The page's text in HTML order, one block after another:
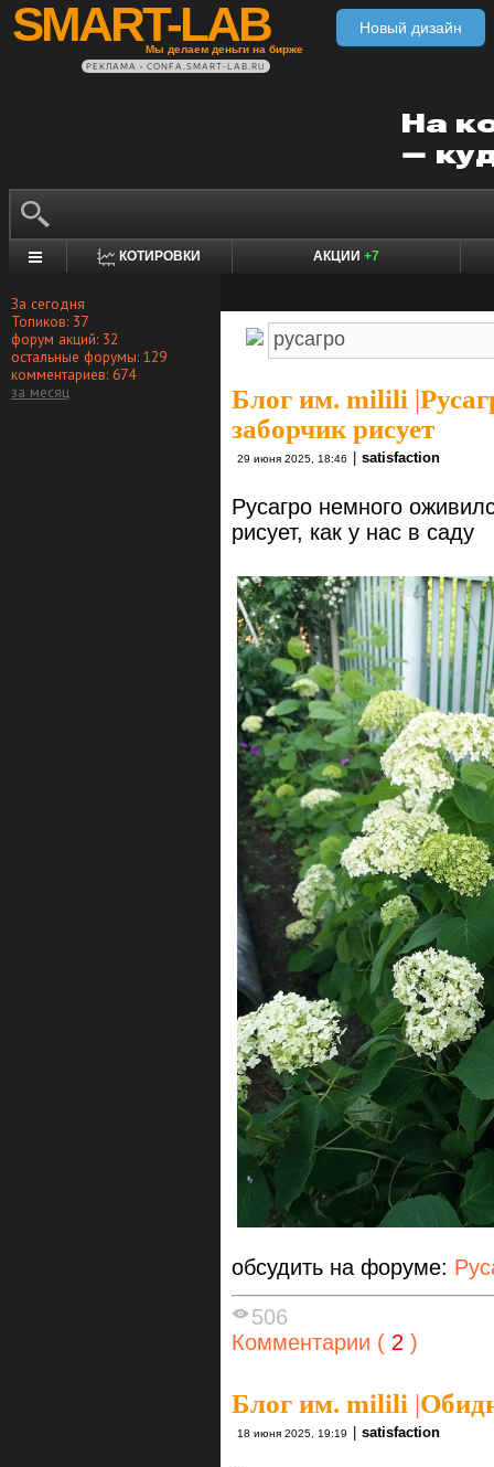
SMART-LAB
Мы делаем деньги на бирже
Новый дизайн
РЕКЛАМА • CONFA.SMART-LAB.RU
КОТИРОВКИ АКЦИИ +7
За сегодня
Топиков: 37
форум акций: 32
остальные форумы: 129
комментариев: 674
за месяц
Блог им. milili |
заборчик рисует
29 июня 2025, 18:46 satisfaction
Русагро немного
рисует, как у нас в саду
обсудить на форуме:
506
Комментарии ( 2 )
Блог им. milili |
18 июня 2025, 19:19 | satisfaction